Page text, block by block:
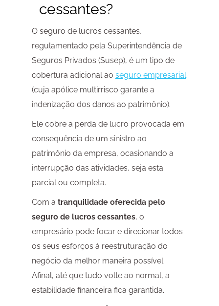
cessantes?
O seguro de lucros cessantes,
regulamentado pela Superintendência de
Seguros Privados (Susep), é um tipo de
cobertura adicional ao seguro empresarial
(cuja apólice multirrisco garante a
indenização dos danos ao patrimônio).
Ele cobre a perda de lucro provocada em
consequência de um sinistro ao
patrimônio da empresa, ocasionando a
interrupção das atividades, seja esta
parcial ou completa.
Com a tranquilidade oferecida pelo
seguro de lucros cessantes, o
empresário pode focar e direcionar todos
os seus esforços à reestruturação do
negócio da melhor maneira possível.
Afinal, até que tudo volte ao normal, a
estabilidade financeira fica garantida.